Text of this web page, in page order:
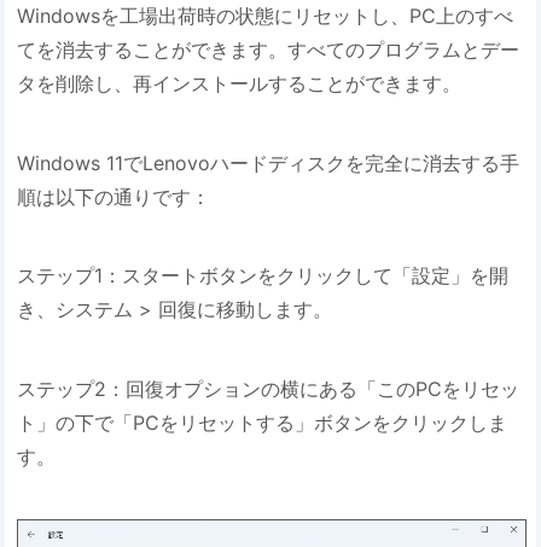
Windowsを工場出荷時の状態にリセットし、PC上のすべ
てを消去することができます。すべてのプログラムとデー
タを削除し、再インストールすることができます。
Windows 11でLenovoハードディスクを完全に消去する手
順は以下の通りです：
ステップ1：スタートボタンをクリックして「設定」を開
き、システム > 回復に移動します。
ステップ2：回復オプションの横にある「このPCをリセッ
ト」の下で「PCをリセットする」ボタンをクリックしま
す。